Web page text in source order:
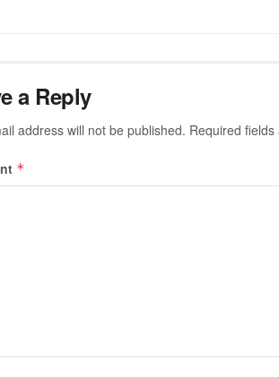
a Reply
address will not be published. Required
*